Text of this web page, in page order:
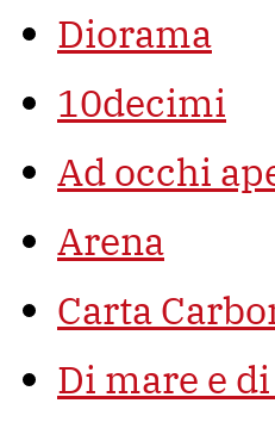
Diorama
10decimi
Ad occhi
Arena
Carta
Di mare e